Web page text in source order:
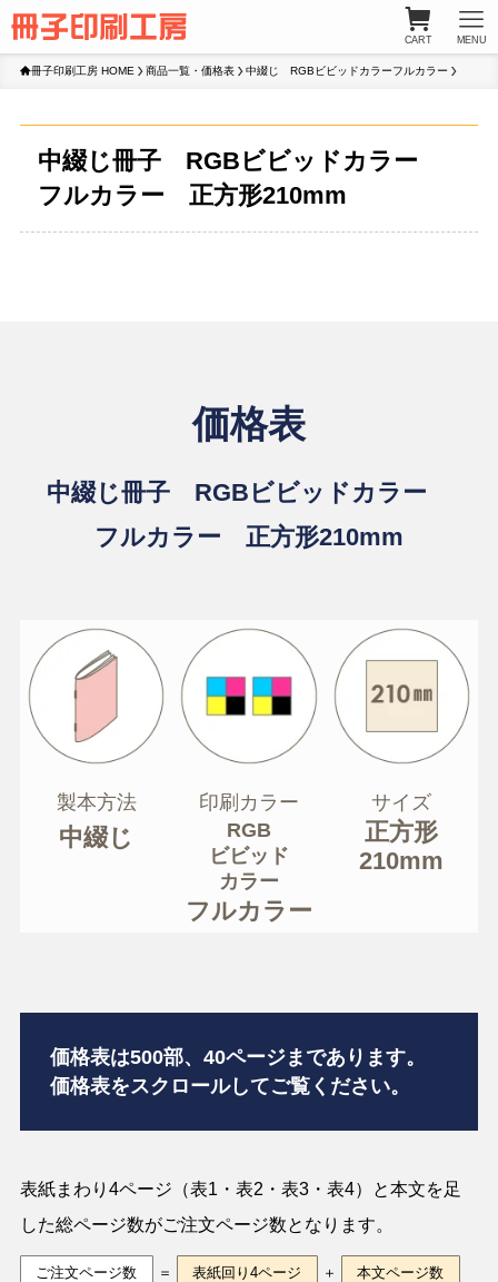
CART MENU
冊子印刷工房 HOME 商品一覧・価格表 中綴じ RGBビビッドカラーフルカラー
中綴じ冊子 RGBビビッドカラー
フルカラー 正方形210mm
価格表
中綴じ冊子 RGBビビッドカラー
フルカラー 正方形210mm
製本方法
中綴じ
印刷カラー
RGB
ビビッド
カラー
フルカラー
サイズ
正方形
210mm
価格表は500部、40ページまであります。
価格表をスクロールしてご覧ください。
表紙まわり4ページ（表1・表2・表3・表4）と本文を足
した総ページ数がご注文ページ数となります。
ご注文ページ数 ＝ 表紙回り4ページ ＋ 本文ページ数